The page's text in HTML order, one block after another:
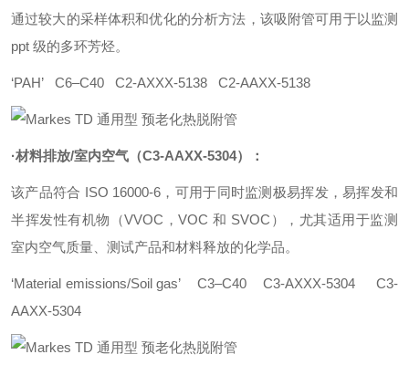
通过较大的采样体积和优化的分析方法，该吸附管可用于以监测
ppt 级的多环芳烃。
‘PAH’ C6–C40 C2-AXXX-5138 C2-AAXX-5138
·材料排放/室内空气（C3-AAXX-5304）：
该产品符合 ISO 16000-6，可用于同时监测极易挥发，易挥发和
半挥发性有机物（VVOC，VOC 和 SVOC），尤其适用于监测
室内空气质量、测试产品和材料释放的化学品。
‘Material emissions/Soil gas’ C3–C40 C3-AXXX-5304 C3-
AAXX-5304